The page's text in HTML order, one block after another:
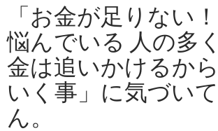
「お金が足りない
悩んでいる 人の多
金は追いかけるか
いく事」に気づい
ん。